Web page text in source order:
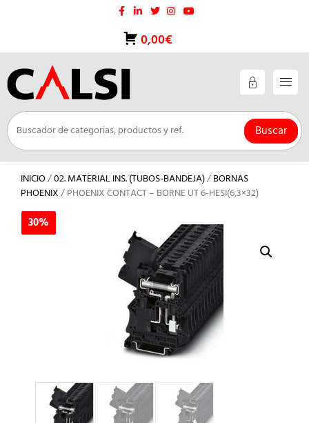
0,00€
Buscar
INICIO/02. MATERIAL INS. (TUBOS-BANDEJA)/BORNAS
PHOENIX/ PHOENIX CONTACT – BORNE UT 6-HESI(6,3×32)
30%
30%